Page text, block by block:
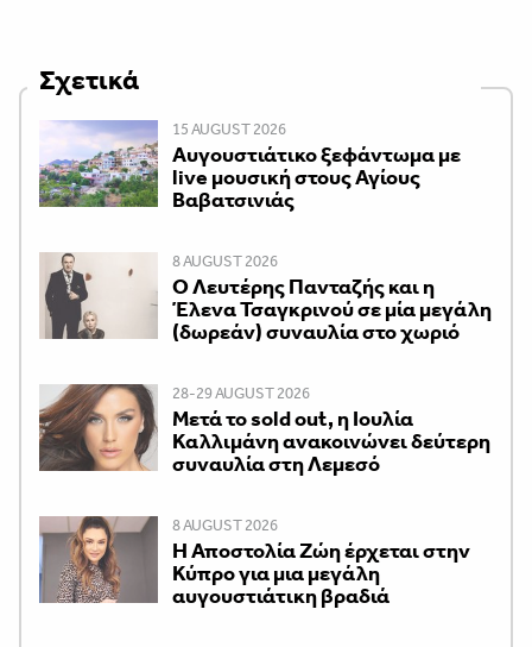
Σχετικά
15 AUGUST 2026
Αυγουστιάτικο ξεφάντωμα με
live μουσική στους Αγίους
Βαβατσινιάς
8 AUGUST 2026
Ο Λευτέρης Πανταζής και η
Έλενα Τσαγκρινού σε μία μεγάλη
(δωρεάν) συναυλία στο χωριό
28-29 AUGUST 2026
Μετά το sold out, η Ιουλία
Καλλιμάνη ανακοινώνει δεύτερη
συναυλία στη Λεμεσό
8 AUGUST 2026
Η Αποστολία Ζώη έρχεται στην
Κύπρο για μια μεγάλη
αυγουστιάτικη βραδιά